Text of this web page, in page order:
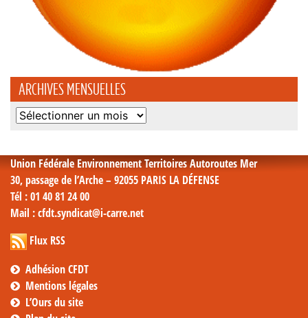
ARCHIVES MENSUELLES
Archives
Union Fédérale Environnement Territoires Autoroutes Mer
30, passage de l’Arche – 92055 PARIS LA DÉFENSE
Tél : 01 40 81 24 00
Mail : cfdt.syndicat@i-carre.net
Flux RSS
Adhésion CFDT
Mentions légales
L’Ours du site